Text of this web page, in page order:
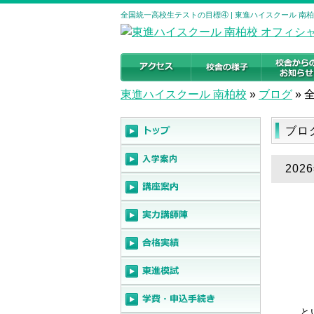
全国統一高校生テストの目標④ | 東進ハイスクール 南
東進ハイスクール 南柏校 » ブログ »
ブロ